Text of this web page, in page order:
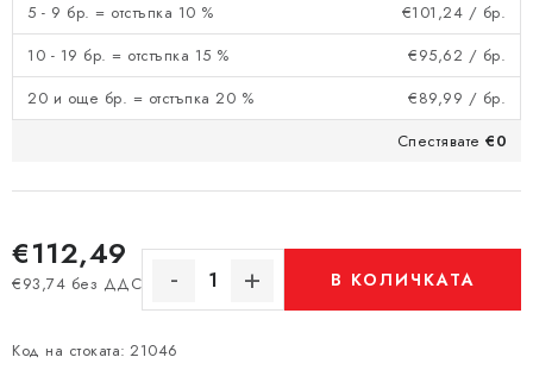
5 - 9 бр. = отстъпка 10 %
€101,24 / бр.
10 - 19 бр. = отстъпка 15 %
€95,62 / бр.
20 и още бр. = отстъпка 20 %
€89,99 / бр.
Спестявате €0
€112,49
€93,74 без ДДС
Измерване на цената:
В КОЛИЧКАТА
Код на стоката: 21046